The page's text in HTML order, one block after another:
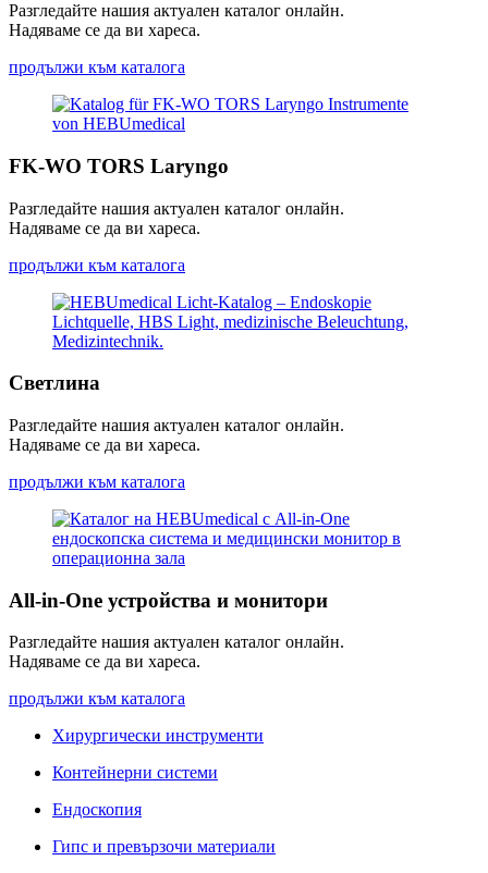
Разгледайте нашия актуален каталог онлайн.
Надяваме се да ви хареса.
продължи към каталога
FK-WO TORS Laryngo
Разгледайте нашия актуален каталог онлайн.
Надяваме се да ви хареса.
продължи към каталога
Светлина
Разгледайте нашия актуален каталог онлайн.
Надяваме се да ви хареса.
продължи към каталога
All-in-One устройства и монитори
Разгледайте нашия актуален каталог онлайн.
Надяваме се да ви хареса.
продължи към каталога
Хирургически инструменти
Контейнерни системи
Ендоскопия
Гипс и превързочи материали